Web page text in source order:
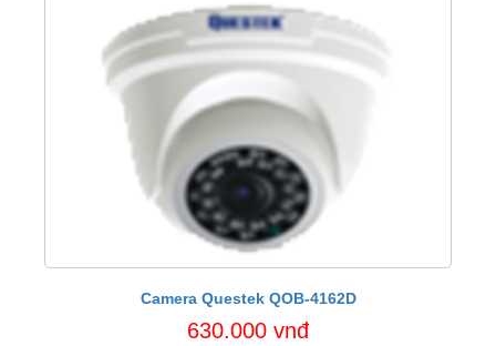
Camera Questek QOB-4162D
630.000 vnđ